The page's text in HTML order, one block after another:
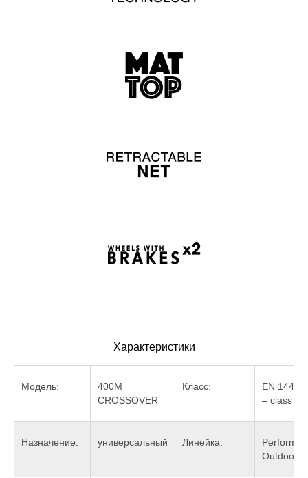
Характеристики
Модель:
400M
CROSSOVER
Класс:
EN
– class C
Назначение: универсальный Линейка:
Outdoor